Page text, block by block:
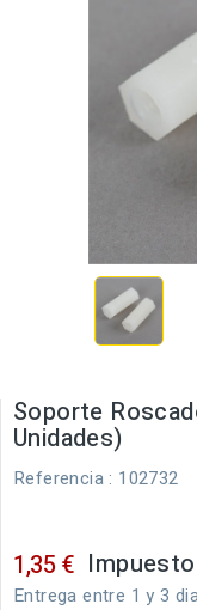
Soporte
Unidades)
Referencia : 102732
1,35 €
Entrega entre 1 y 3